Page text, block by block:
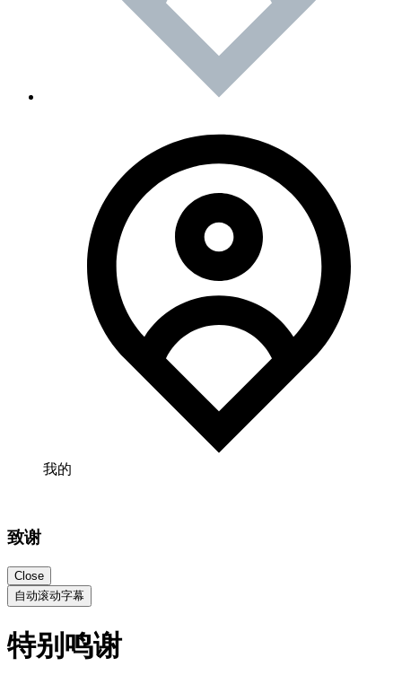
我的
致谢
Close
自动滚动字幕
特别鸣谢